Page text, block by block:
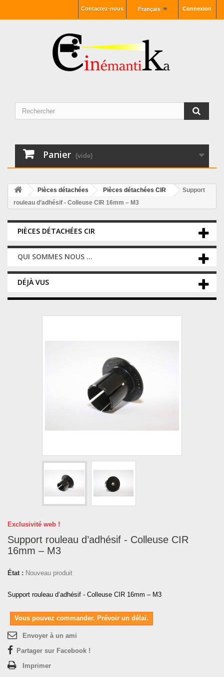
Connexion
Français
Contactez-nous
Panier (vide)
Pièces détachées Pièces détachées CIR
Support
rouleau d’adhésif - Colleuse CIR 16mm – M3
PIÈCES DÉTACHÉES CIR
QUI SOMMES NOUS ...
DÉJÀ VUS
Exclusivité web !
Support rouleau d’adhésif - Colleuse CIR
16mm – M3
État : Nouveau produit
Support rouleau d’adhésif - Colleuse CIR 16mm – M3
Vous pouvez commander. Prévoir un délai.
Envoyer à un ami
Partager sur Facebook !
Imprimer